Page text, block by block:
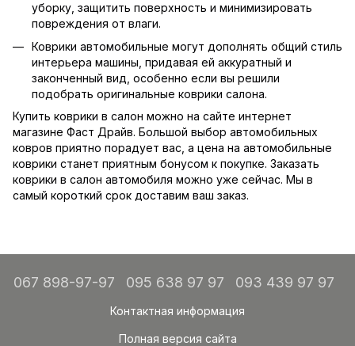
уборку, защитить поверхность и минимизировать
повреждения от влаги.
Коврики автомобильные могут дополнять общий стиль
интерьера машины, придавая ей аккуратный и
законченный вид, особенно если вы решили
подобрать оригинальные коврики салона.
Купить коврики в салон можно на сайте интернет
магазине Фаст Драйв. Большой выбор автомобильных
ковров приятно порадует вас, а цена на автомобильные
коврики станет приятным бонусом к покупке. Заказать
коврики в салон автомобиля можно уже сейчас. Мы в
самый короткий срок доставим ваш заказ.
067 898-97-97 095 638 97 97 093 439 97 97
Контактная информация
Полная версия сайта